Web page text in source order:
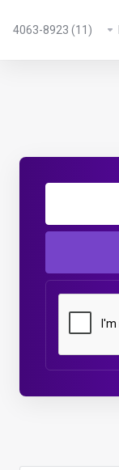
(11) 4063-8923